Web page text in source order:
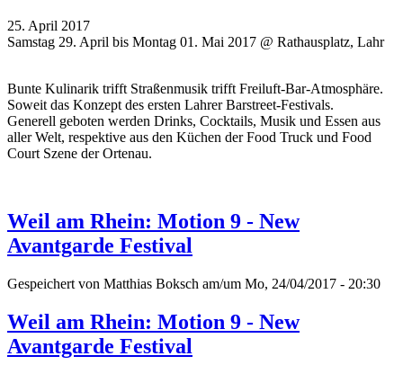
25. April 2017
Samstag 29. April bis Montag 01. Mai 2017 @ Rathausplatz, Lahr
Bunte Kulinarik trifft Straßenmusik trifft Freiluft-Bar-Atmosphäre.
Soweit das Konzept des ersten Lahrer Barstreet-Festivals.
Generell geboten werden Drinks, Cocktails, Musik und Essen aus
aller Welt, respektive aus den Küchen der Food Truck und Food
Court Szene der Ortenau.
Weil am Rhein: Motion 9 - New
Avantgarde Festival
Gespeichert von Matthias Boksch am/um Mo, 24/04/2017 - 20:30
Weil am Rhein: Motion 9 - New
Avantgarde Festival